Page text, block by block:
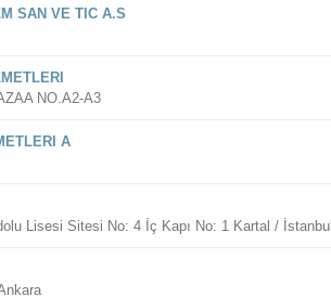
SAN VE TIC A.S
NO.A2-A3
A
Lisesi Sitesi No: 4 İç Kapı No: 1 Kartal / İstanbul